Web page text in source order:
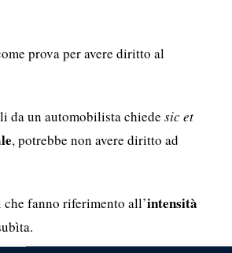
prova per avere diritto al
da un automobilista chiede sic et
, potrebbe non avere diritto ad
fanno riferimento all’intensità